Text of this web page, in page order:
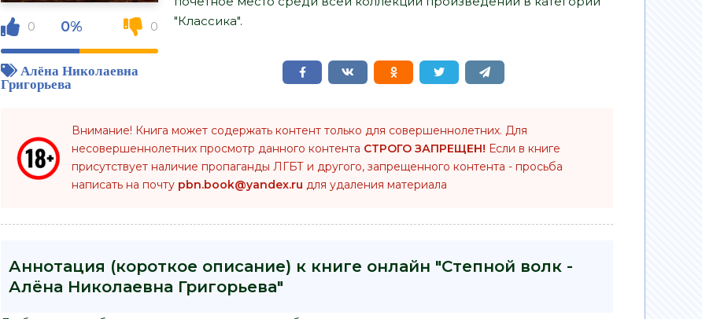
0 0% 0
Алёна Николаевна
Григорьева
"Классика".
Внимание! Книга может содержать контент только для совершеннолетних. Для
несовершеннолетних просмотр данного контента СТРОГО ЗАПРЕЩЕН! Если в книге
присутствует наличие пропаганды ЛГБТ и другого, запрещенного контента - просьба
написать на почту pbn.book@yandex.ru для удаления материала
Аннотация (короткое описание) к книге онлайн "Степной волк -
Алёна Николаевна Григорьева"